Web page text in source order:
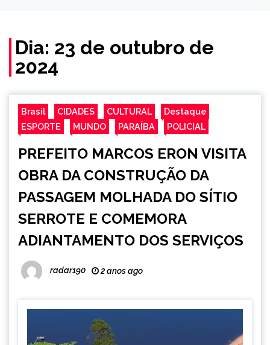
Dia: 23 de outubro de
2024
Brasil CIDADES CULTURAL
Destaque
ESPORTE
MUNDO PARAÍBA POLICIAL
PREFEITO MARCOS ERON VISITA
OBRA DA CONSTRUÇÃO DA
PASSAGEM MOLHADA DO SÍTIO
SERROTE E COMEMORA
ADIANTAMENTO DOS SERVIÇOS
radar190 2 anos ago